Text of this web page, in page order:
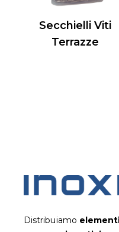
Secchielli Viti
Terrazze
Distribuiamo